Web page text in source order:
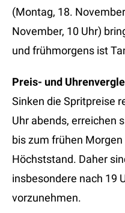
(Montag, 18.
November, 10 Uhr)
und frühmorgens ist
Preis- und
Sinken die Spritpreise
Uhr abends, erreichen
bis zum frühen
Höchststand. Daher
insbesondere nach 19
vorzunehmen.